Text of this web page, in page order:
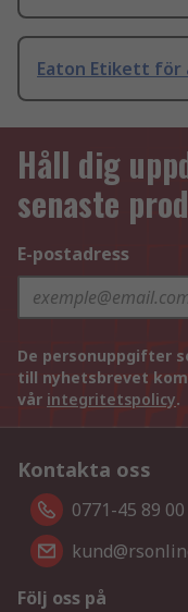
Eaton Etikett för
Håll dig
senaste
E-postadress
De personuppgifter
till nyhetsbrevet
vår integritetspolicy.
Kontakta oss
0771-45 89 00
Följ oss på